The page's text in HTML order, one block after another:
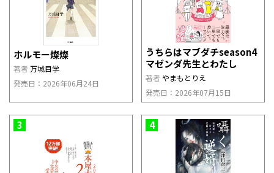
ホルモー燦燦
著者 万城目学
発売日：2026年06月24日
うちらはマブダチseason4
マゼンダ先生とわたし
著者 やまもとりえ
発売日：2026年07月15日
3 4